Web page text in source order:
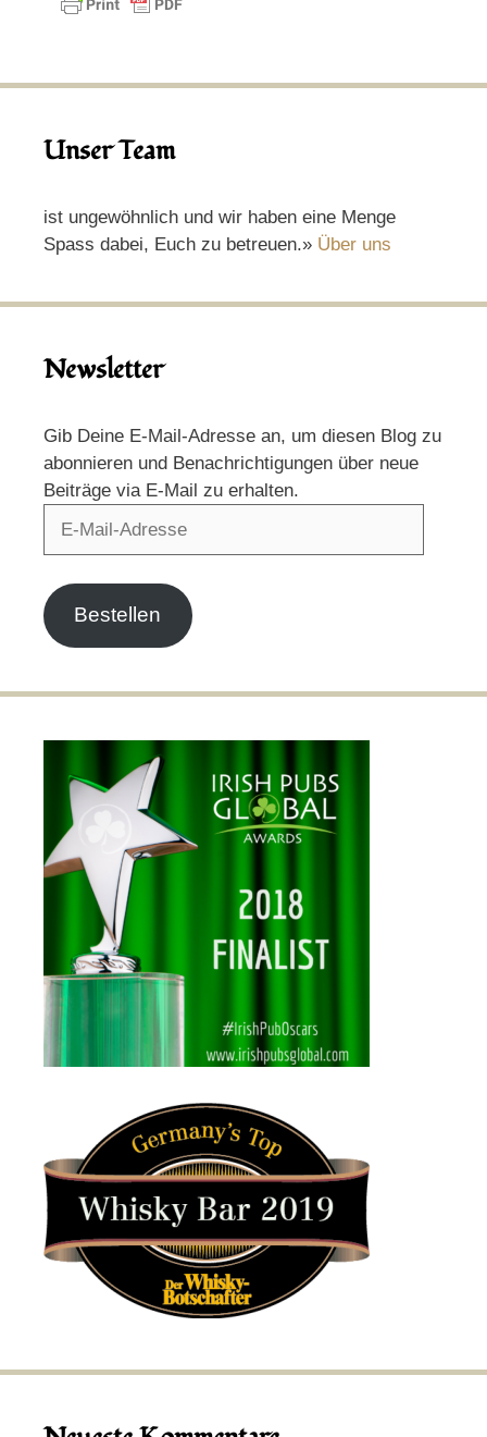
Unser Team
ist ungewöhnlich und wir haben eine Menge
Spass dabei, Euch zu betreuen.» Über uns
Newsletter
Gib Deine E-Mail-Adresse an, um diesen Blog zu
abonnieren und Benachrichtigungen über neue
Beiträge via E-Mail zu erhalten.
Bestellen